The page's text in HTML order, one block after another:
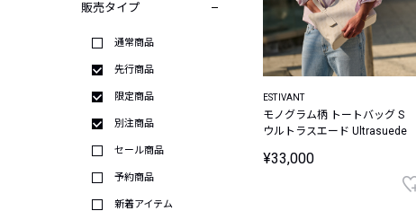
販売タイプ
通常商品
先行商品
限定商品
別注商品
セール商品
予約商品
新着アイテム
ESTIVANT
モノグラム柄 トートバッグ S
ウルトラスエード Ultrasuede
¥33,000